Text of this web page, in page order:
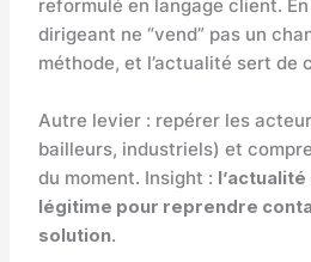
reformulé en langage client.
dirigeant ne “vend” pas un
méthode, et l’actualité sert de
Autre levier : repérer les
bailleurs, industriels) et
du moment. Insight :
légitime pour reprendre
solution.